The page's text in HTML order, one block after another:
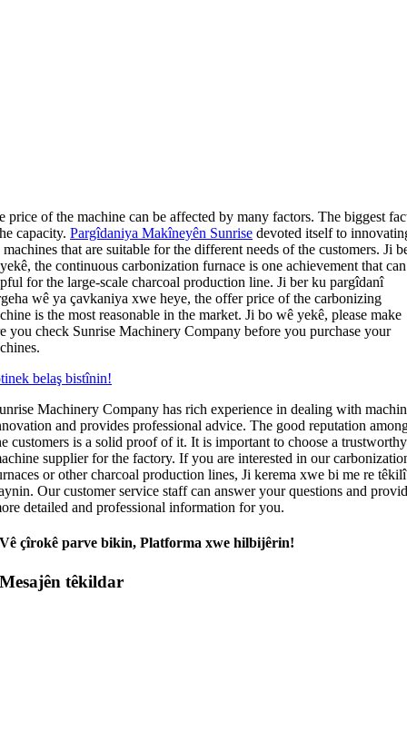
price of the machine can be affected by many factors.The biggest
capacity.Pargîdaniya Makîneyên Sunrise devoted itself to
machines that are suitable for the different needs of the customers. Ji
the continuous carbonization furnace is one achievement that
for the large-scale charcoal production line. Ji ber ku pargîdanî
wê ya çavkaniya xwe heye,the offer price of the carbonizing
is the most reasonable in the market. Ji bo wê yekê,please make
you check Sunrise Machinery Company before you purchase your
.
belaş bistînin!
Machinery Company has rich experience in dealing with
and provides professional advice.The good reputation
customers is a solid proof of it.It is important to choose a trustworthy
supplier for the factory.If you are interested in our
or other charcoal production lines, Ji kerema xwe bi me re têkilî
Our customer service staff can answer your questions and
detailed and professional information for you.
Vê çîrokê parve bikin, Platforma xwe hilbijêrin!
Mesajên têkildar